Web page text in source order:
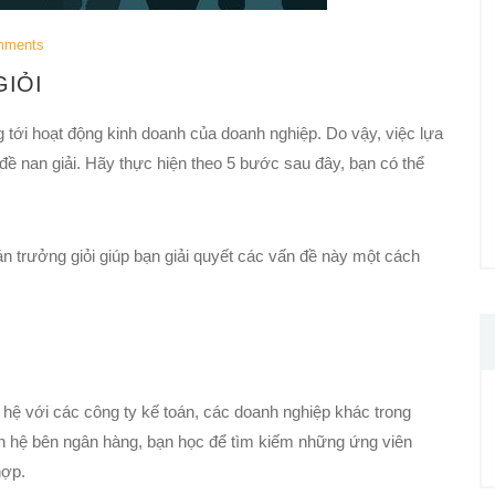
hoạt động kinh doanh của doanh nghiệp. Do vậy, việc lựa
nan giải. Hãy thực hiện theo 5 bước sau đây, bạn có thể
trưởng giỏi giúp bạn giải quyết các vấn đề này một cách
với các công ty kế toán, các doanh nghiệp khác trong
bên ngân hàng, bạn học để tìm kiếm những ứng viên